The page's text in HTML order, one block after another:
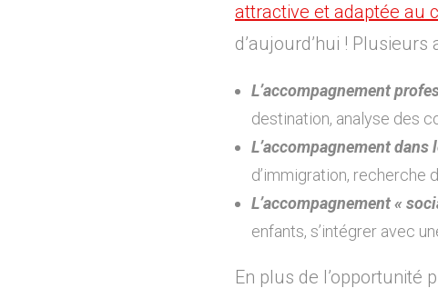
attractive et adaptée au
d’aujourd’hui !
L’accompagnement
destination, analyse des
L’accompagnement dans
d’immigration, recherche
L’accompagnement «
enfants, s’intégrer avec
En plus de